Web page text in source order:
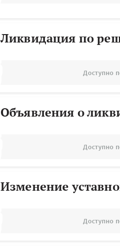
Ликвидация по
Доступно
Объявления о
Доступно
Изменение
Доступно